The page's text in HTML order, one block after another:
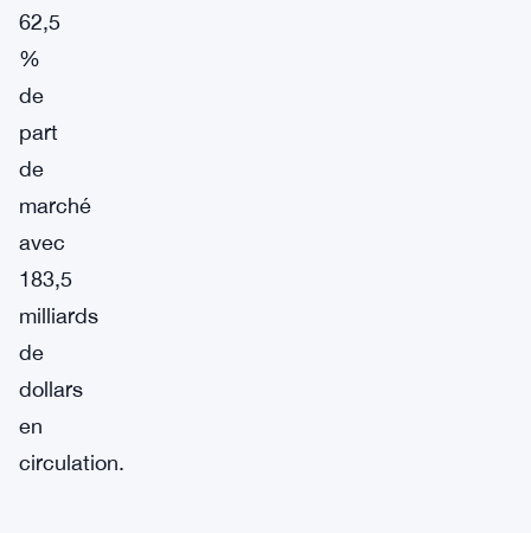
62,5
%
de
part
de
marché
avec
183,5
milliards
de
dollars
en
circulation.